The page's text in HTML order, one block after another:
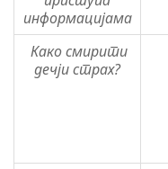
информацијама
Како смирити
дечји страх?